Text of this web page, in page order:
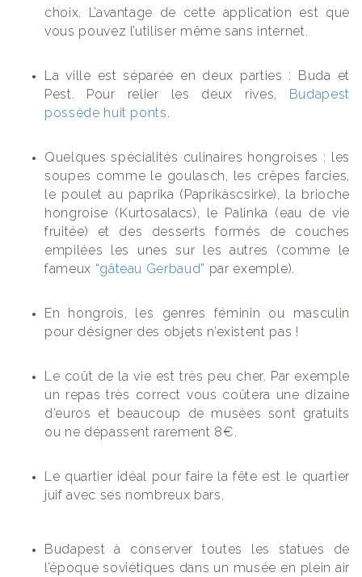
choix. L’avantage de cette application est que
vous pouvez l’utiliser même sans internet.
La ville est séparée en deux parties : Buda et
Pest. Pour relier les deux rives, Budapest
possède huit ponts
Quelques spécialités culinaires hongroises : les
soupes comme le goulasch, les crêpes farcies,
le poulet au paprika (Paprikàscsirke), la brioche
hongroise (Kurtosalacs), le Palinka (eau de vie
fruitée) et des desserts formés de couches
empilées les unes sur les autres (comme le
fameux “gâteau Gerbaud” par exemple).
En hongrois, les genres féminin ou masculin
pour désigner des objets n’existent pas !
Le coût de la vie est très peu cher. Par exemple
un repas très correct vous coûtera une dizaine
d’euros et beaucoup de musées sont gratuits
ou ne dépassent rarement 8€.
Le quartier idéal pour faire la fête est le quartier
juif avec ses nombreux bars.
Budapest à conserver toutes les statues de
l’époque soviétiques dans un musée en plein air